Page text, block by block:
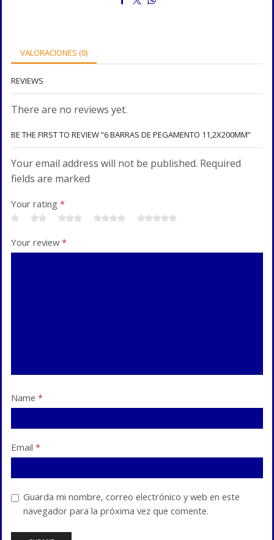
VALORACIONES (0)
REVIEWS
There are no reviews yet.
BE THE FIRST TO REVIEW “6 BARRAS DE PEGAMENTO 11,2X200MM”
Your email address will not be published. Required
fields are marked
Your rating *
Your review*
Name *
Email *
Guarda mi nombre, correo electrónico y web en este
navegador para la próxima vez que comente.